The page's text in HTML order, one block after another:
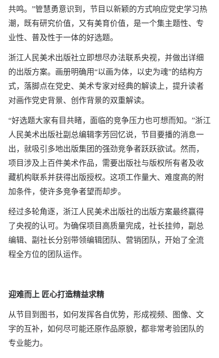
共鸣。”管慧勇意识到，节目以新颖的方式响应党史学习热
潮，既有研究价值，又有美育价值，是一个集主题性、专
业性、普及性于一体的好选题。
浙江人民美术出版社立即想尽办法联系央视，并做出详细
的出版方案。画册明确用“以画为体，以史为魂”的结构方
式，落脚点在党史、美术专家对经典的解读上，提升读者
对画作党史背景、创作背景的双重解读。
“好选题大家有目共睹，面临的竞争压力也可想而知。”浙江
人民美术出版社副总编辑李芳回忆说，节目要播的消息一
出，就吸引多地出版集团的强劲竞争者跃跃欲试。然而，
项目涉及上百件美术作品，需要出版社与版权所有者及收
藏机构联系并获得出版授权。这项工作量大、难度高的附
加条件，使许多竞争者望而却步。
经过多轮角逐，浙江人民美术出版社的出版方案最终赢得
了央视的认可。为确保项目高质量完成，社长挂帅，副总
编辑、副社长分别带领编辑团队、营销团队，开始了全流
程全方位的团队运作。
迎难而上 匠心打造精益求精
从节目到图书，如何发挥各自优势，形成视频、图像、文
字的互补，如何尽可能还原作品原貌，都非常考验团队的
专业能力。